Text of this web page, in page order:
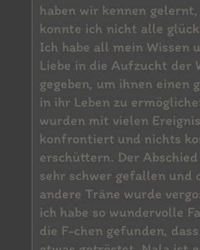
haben wir kennen
konnte ich nicht alle
Ich habe all mein Wissen
Liebe in die Aufzucht der
gegeben, um ihnen einen
in ihr Leben zu
wurden mit vielen
konfrontiert und nichts
erschüttern. Der
sehr schwer gefallen und
andere Träne wurde
ich habe so wundervolle
die F-chen gefunden,